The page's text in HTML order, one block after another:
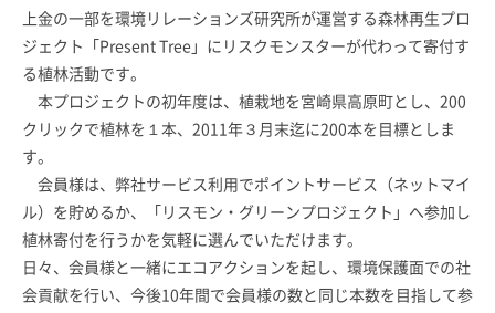
上金の一部を環境リレーションズ研究所が運営する森林再生プロ
ジェクト「Present Tree」にリスクモンスターが代わって寄付す
る植林活動です。
本プロジェクトの初年度は、植栽地を宮崎県高原町とし、200
クリックで植林を１本、2011年３月末迄に200本を目標としま
す。
会員様は、弊社サービス利用でポイントサービス（ネットマイ
ル）を貯めるか、「リスモン・グリーンプロジェクト」へ参加し
植林寄付を行うかを気軽に選んでいただけます。
日々、会員様と一緒にエコアクションを起し、環境保護面での社
会貢献を行い、今後10年間で会員様の数と同じ本数を目指して参